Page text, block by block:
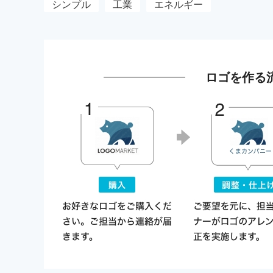
シンプル 工業 エネルギー
ロゴを作る